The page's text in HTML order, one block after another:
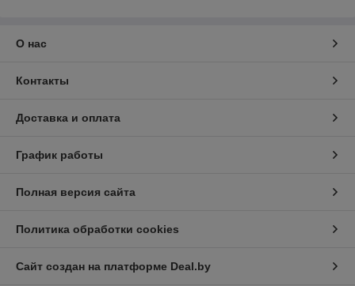
О нас
Контакты
Доставка и оплата
График работы
Полная версия сайта
Политика обработки cookies
Сайт создан на платформе Deal.by